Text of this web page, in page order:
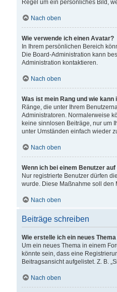
Regel um ein persönliches Bild,
Nach oben
Wie verwende ich einen Avatar?
In Ihrem persönlichen Bereich
Die Board-Administration kann
Administration kontaktieren.
Nach oben
Was ist mein Rang und wie kann
Ränge, die unter Ihrem
Administratoren. Normalerweise
keine sinnlosen Beiträge, nur um
unter Umständen einfach wieder
Nach oben
Wenn ich bei einem Benutzer
Nur registrierte Benutzer dürfen
wurde. Diese Maßnahme soll den
Nach oben
Beiträge schreiben
Wie erstelle ich ein neues
Um ein neues Thema in einem
könnte sein, dass eine
Beitragsansicht aufgelistet. Z. B.
Nach oben